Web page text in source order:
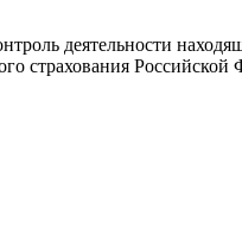
деятельности
страхования Российской